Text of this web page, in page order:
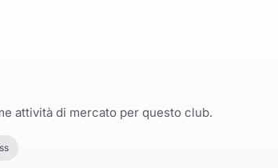
attività di mercato per questo club.